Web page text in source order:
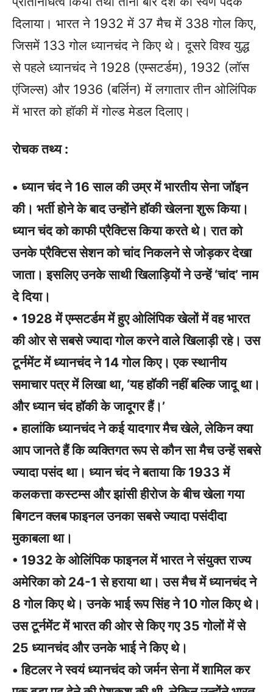
दिलाया। भारत ने 1932 में 37 मैच में 338 गोल किए,
जिसमें 133 गोल ध्यानचंद ने किए थे। दूसरे विश्व युद्ध
से पहले ध्यानचंद ने 1928 (एम्सटर्डम), 1932 (लॉस
एंजिल्स) और 1936 (बर्लिन) में लगातार तीन ओलिंपिक
में भारत को हॉकी में गोल्ड मेडल दिलाए।
रोचक तथ्य :
• ध्यान चंद ने 16 साल की उम्र में भारतीय सेना जॉइन
की। भर्ती होने के बाद उन्होंने हॉकी खेलना शुरू किया।
ध्यान चंद को काफी प्रैक्टिस किया करते थे। रात को
उनके प्रैक्टिस सेशन को चांद निकलने से जोड़कर देखा
जाता। इसलिए उनके साथी खिलाड़ियों ने उन्हें ‘चांद’ नाम
दे दिया।
• 1928 में एम्सटर्डम में हुए ओलिंपिक खेलों में वह भारत
की ओर से सबसे ज्यादा गोल करने वाले खिलाड़ी रहे। उस
टूर्नमेंट में ध्यानचंद ने 14 गोल किए। एक स्थानीय
समाचार पत्र में लिखा था, ‘यह हॉकी नहीं बल्कि जादू था।
और ध्यान चंद हॉकी के जादूगर हैं।’
• हालांकि ध्यानचंद ने कई यादगार मैच खेले, लेकिन क्या
आप जानते हैं कि व्यक्तिगत रूप से कौन सा मैच उन्हें सबसे
ज्यादा पसंद था। ध्यान चंद ने बताया कि 1933 में
कलकत्ता कस्टम्स और झांसी हीरोज के बीच खेला गया
बिगटन क्लब फाइनल उनका सबसे ज्यादा पसंदीदा
मुकाबला था।
• 1932 के ओलिंपिक फाइनल में भारत ने संयुक्त राज्य
अमेरिका को 24-1 से हराया था। उस मैच में ध्यानचंद ने
8 गोल किए थे। उनके भाई रूप सिंह ने 10 गोल किए थे।
उस टूर्नमेंट में भारत की ओर से किए गए 35 गोलों में से
25 ध्यानचंद और उनके भाई ने किए थे।
• हिटलर ने स्वयं ध्यानचंद को जर्मन सेना में शामिल कर